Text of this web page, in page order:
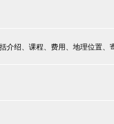
介绍、课程、费用、地理位置、